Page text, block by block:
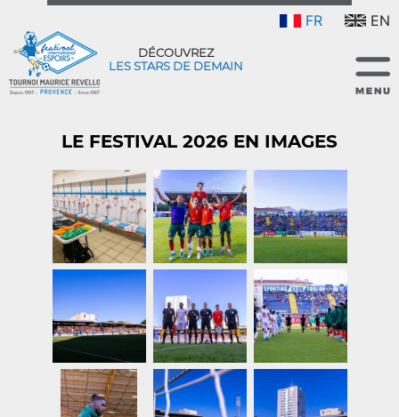
FR EN
DÉCOUVREZ
LES STARS DE DEMAIN
LE FESTIVAL 2026 EN IMAGES